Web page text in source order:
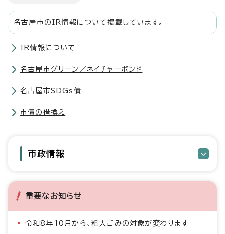
名古屋市のIR情報について掲載しています。
IR情報について
名古屋市グリーン／ネイチャーボンド
名古屋市SDGs債
市債の借換え
市政情報
重要なお知らせ
令和8年10月から、粗大ごみの対象が変わります